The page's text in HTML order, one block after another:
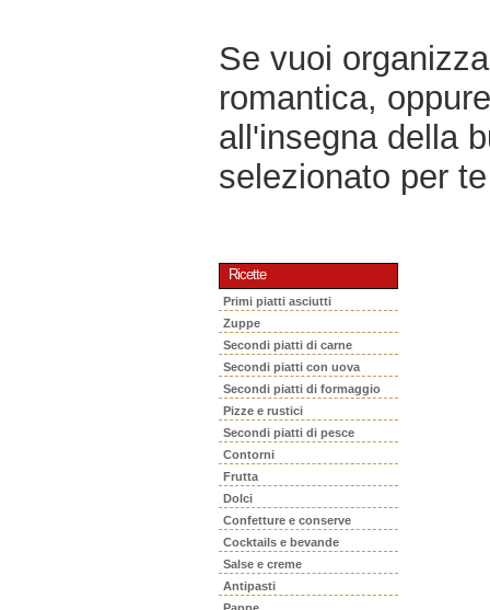
Se vuoi
romantica,
all'insegna della
selezionato per
Ricette
Primi piatti asciutti
Zuppe
Secondi piatti di carne
Secondi piatti con uova
Secondi piatti di formaggio
Pizze e rustici
Secondi piatti di pesce
Contorni
Frutta
Dolci
Confetture e conserve
Cocktails e bevande
Salse e creme
Antipasti